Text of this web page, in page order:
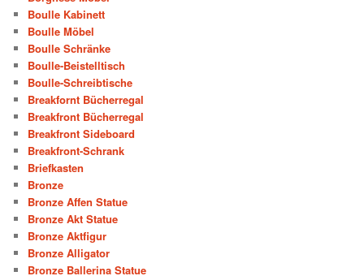
Boulle Kabinett
Boulle Möbel
Boulle Schränke
Boulle-Beistelltisch
Boulle-Schreibtische
Breakfornt Bücherregal
Breakfront Bücherregal
Breakfront Sideboard
Breakfront-Schrank
Briefkasten
Bronze
Bronze Affen Statue
Bronze Akt Statue
Bronze Aktfigur
Bronze Alligator
Bronze Ballerina Statue